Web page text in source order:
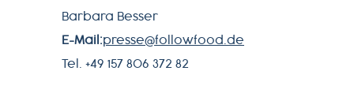
ÜBER
UNS
Barbara Besser
E-Mail: presse@followfood.de
Tel. +49 157 806 372 82